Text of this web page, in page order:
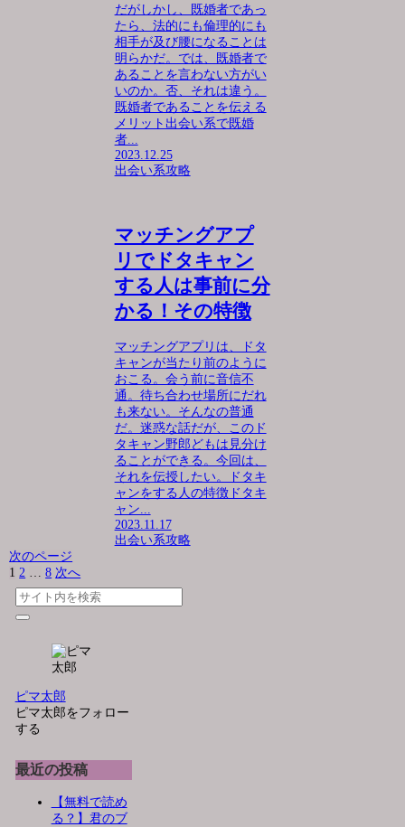
だがしかし、既婚者であっ
たら、法的にも倫理的にも
相手が及び腰になることは
明らかだ。では、既婚者で
あることを言わない方がい
いのか。否、それは違う。
既婚者であることを伝える
メリット出会い系で既婚
者...
2023.12.25
出会い系攻略
マッチングアプ
リでドタキャン
する人は事前に分
かる！その特徴
マッチングアプリは、ドタ
キャンが当たり前のように
おこる。会う前に音信不
通。待ち合わせ場所にだれ
も来ない。そんなの普通
だ。迷惑な話だが、このド
タキャン野郎どもは見分け
ることができる。今回は、
それを伝授したい。ドタキ
ャンをする人の特徴ドタキ
ャン...
2023.11.17
出会い系攻略
次のページ
1 2 … 8 次へ
ピマ太郎
ピマ太郎をフォロー
する
最近の投稿
【無料で読め
る？】君のブ